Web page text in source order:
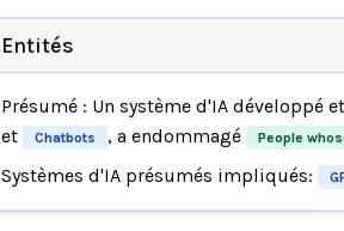
Entités
Présumé : Un système d'IA développé
et Chatbots , a endommagé People
Systèmes d'IA présumés impliqués: